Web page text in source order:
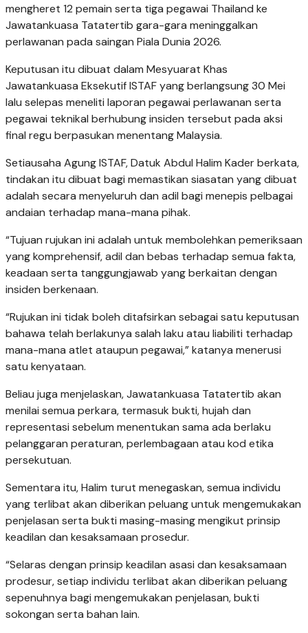
mengheret 12 pemain serta tiga pegawai Thailand ke
Jawatankuasa Tatatertib gara-gara meninggalkan
perlawanan pada saingan Piala Dunia 2026.
Keputusan itu dibuat dalam Mesyuarat Khas
Jawatankuasa Eksekutif ISTAF yang berlangsung 30 Mei
lalu selepas meneliti laporan pegawai perlawanan serta
pegawai teknikal berhubung insiden tersebut pada aksi
final regu berpasukan menentang Malaysia.
Setiausaha Agung ISTAF, Datuk Abdul Halim Kader berkata,
tindakan itu dibuat bagi memastikan siasatan yang dibuat
adalah secara menyeluruh dan adil bagi menepis pelbagai
andaian terhadap mana-mana pihak.
“Tujuan rujukan ini adalah untuk membolehkan pemeriksaan
yang komprehensif, adil dan bebas terhadap semua fakta,
keadaan serta tanggungjawab yang berkaitan dengan
insiden berkenaan.
“Rujukan ini tidak boleh ditafsirkan sebagai satu keputusan
bahawa telah berlakunya salah laku atau liabiliti terhadap
mana-mana atlet ataupun pegawai,” katanya menerusi
satu kenyataan.
Beliau juga menjelaskan, Jawatankuasa Tatatertib akan
menilai semua perkara, termasuk bukti, hujah dan
representasi sebelum menentukan sama ada berlaku
pelanggaran peraturan, perlembagaan atau kod etika
persekutuan.
Sementara itu, Halim turut menegaskan, semua individu
yang terlibat akan diberikan peluang untuk mengemukakan
penjelasan serta bukti masing-masing mengikut prinsip
keadilan dan kesaksamaan prosedur.
“Selaras dengan prinsip keadilan asasi dan kesaksamaan
prodesur, setiap individu terlibat akan diberikan peluang
sepenuhnya bagi mengemukakan penjelasan, bukti
sokongan serta bahan lain.